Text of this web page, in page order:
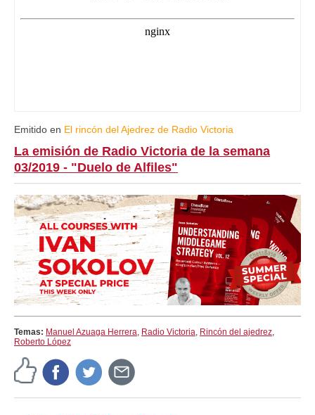
Emitido en El rincón del Ajedrez de Radio Victoria
La emisión de Radio Victoria de la semana
03/2019 - "Duelo de Alfiles"
Temas: Manuel Azuaga Herrera, Radio Victoria, Rincón del ajedrez,
Roberto López